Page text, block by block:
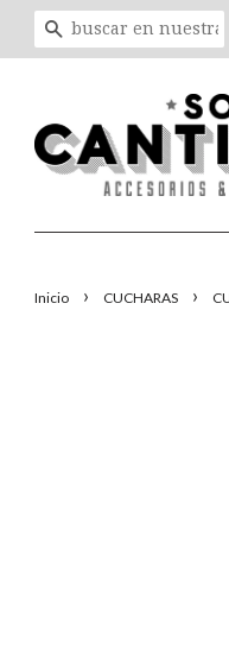
BUSCAR
Inicio › CUCHARAS ›